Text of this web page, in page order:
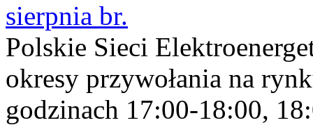
sierpnia br.
Polskie Sieci
okresy przywołania na
godzinach 17:00-18:00,